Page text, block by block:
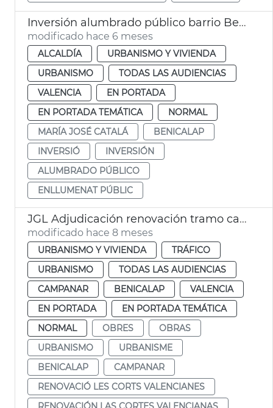
Inversión alumbrado público barrio Benicalap
modificado hace 6 meses
ALCALDÍA
URBANISMO Y VIVIENDA
URBANISMO
TODAS LAS AUDIENCIAS
VALENCIA
EN PORTADA
EN PORTADA TEMÁTICA
NORMAL
MARÍA JOSÉ CATALÁ
BENICALAP
INVERSIÓ
INVERSIÓN
ALUMBRADO PÚBLICO
ENLLUMENAT PÚBLIC
JGL Adjudicación renovación tramo calzada las Cortes Valencianas
modificado hace 8 meses
URBANISMO Y VIVIENDA
TRÁFICO
URBANISMO
TODAS LAS AUDIENCIAS
CAMPANAR
BENICALAP
VALENCIA
EN PORTADA
EN PORTADA TEMÁTICA
NORMAL
OBRES
OBRAS
URBANISMO
URBANISME
BENICALAP
CAMPANAR
RENOVACIÓ LES CORTS VALENCIANES